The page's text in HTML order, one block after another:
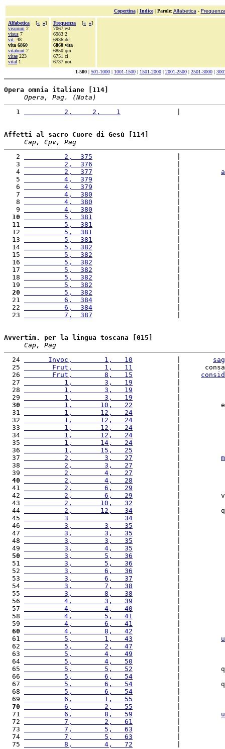
Copertina| Indice| Parole: Alfabetica -
Alfabetica [« »]
visurum 2
visus 7
vit. 48
vita 6860
vitabunt 2
vitae 223
vital 1
Frequenza [« »]
7067 est
6983 2
6936 de
6860 vita
6850 qui
6751 ci
6737 noi
1-500| 501-1000| 1001-1500| 1501-2000| 2001-2500| 2501-3000|
Opera omnia italiane [114]
Opera, Pag. (Nota)
   1
          2,     2,    1
Affetti al sacro Cuore di Gesù [114]
Cap, Cpv, Pag
   2
          2,  375
   3
          2,  376
   4
          2,  377
   5
          4,  379
   6
          4,  379
   7
          4,  380
   8
          4,  380
   9
          4,  380
  10
          5,  381
  11
          5,  381
  12
          5,  381
  13
          5,  381
  14
          5,  382
  15
          5,  382
  16
          5,  382
  17
          5,  382
  18
          5,  382
  19
          5,  382
  20
          5,  382
  21
          6,  384
  22
          6,  384
  23
          7,  387
Avvertim. per la lingua toscana [015]
Cap, Pag
  24
      Invoc,        1,   10
  25
       Frut,        1,   11
|
  26
       Frut,        8,   15
  27
          1,        3,   19
  28
          1,        3,   19
  29
          1,        3,   19
  30
          1,       10,   22
|
  31
          1,       12,   24
  32
          1,       12,   24
  33
          1,       12,   24
  34
          1,       12,   24
  35
          1,       14,   24
  36
          1,       15,   25
  37
          2,        3,   27
  38
          2,        3,   27
  39
          2,        4,   27
  40
          2,        4,   28
  41
          2,        6,   29
  42
          2,        6,   29
|
  43
          2,       10,   32
  44
          2,       12,   34
|
  45
          3              34
  46
          3,        3,   35
  47
          3,        3,   35
  48
          3,        3,   35
  49
          3,        4,   35
  50
          3,        5,   36
  51
          3,        5,   36
  52
          3,        6,   36
  53
          3,        6,   37
  54
          3,        7,   38
  55
          3,        8,   38
  56
          4,        3,   39
  57
          4,        4,   40
  58
          4,        5,   41
  59
          4,        6,   41
  60
          4,        8,   42
  61
          5,        1,   43
  62
          5,        2,   47
  63
          5,        4,   49
  64
          5,        4,   50
  65
          5,        5,   52
|
  66
          5,        6,   54
  67
          5,        6,   54
|
  68
          5,        6,   54
  69
          6,        1,   55
  70
          6,        2,   55
  71
          6,        8,   59
  72
          7,        2,   61
  73
          7,        5,   63
  74
          7,        5,   63
  75
          8,        4,   72